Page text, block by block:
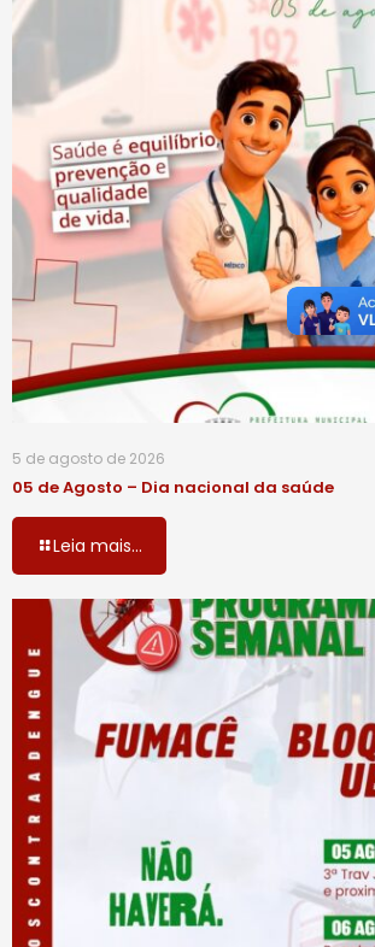
5 de agosto de 2026
05 de Agosto – Dia nacional da saúde
Leia mais...